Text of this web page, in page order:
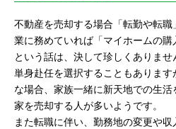
不動産を売却する場合「転勤や転
業に務めていれば「マイホームの
という話は、決して珍しくありませ
単身赴任を選択することもありま
な場合、家族一緒に新天地での生
家を売却する人が多いようです。
また転職に伴い、勤務地の変更や